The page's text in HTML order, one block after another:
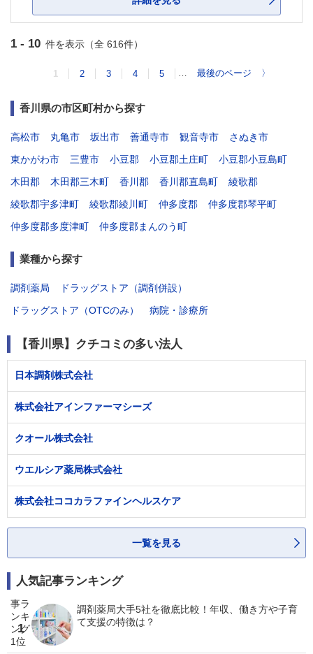
1 - 10 件を表示（全 616件）
1 2 3 4 5 … 最後のページ 〉
香川県の市区町村から探す
高松市 丸亀市 坂出市 善通寺市 観音寺市
さぬき市
東かがわ市
三豊市 小豆郡 小豆郡土庄町
小豆郡小豆島町
木田郡
木田郡三木町 香川郡 香川郡直島町
綾歌郡
綾歌郡宇多津町
綾歌郡綾川町 仲多度郡
仲多度郡琴平町
仲多度郡多度津町
仲多度郡まんのう町
業種から探す
調剤薬局
ドラッグストア（調剤併設）
ドラッグストア（OTCのみ）
病院・診療所
【香川県】クチコミの多い法人
日本調剤株式会社
株式会社アインファーマシーズ
クオール株式会社
ウエルシア薬局株式会社
株式会社ココカラファインヘルスケア
一覧を見る
人気記事ランキング
1
調剤薬局大手5社を徹底比較！年収、働き方や子育
て支援の特徴は？